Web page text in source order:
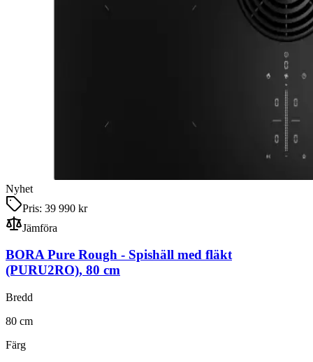
Nyhet
Pris: 39 990 kr
Jämföra
BORA Pure Rough - Spishäll med fläkt
(PURU2RO), 80 cm
Bredd
80 cm
Färg